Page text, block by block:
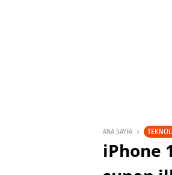
ANA SAYFA
iPhone